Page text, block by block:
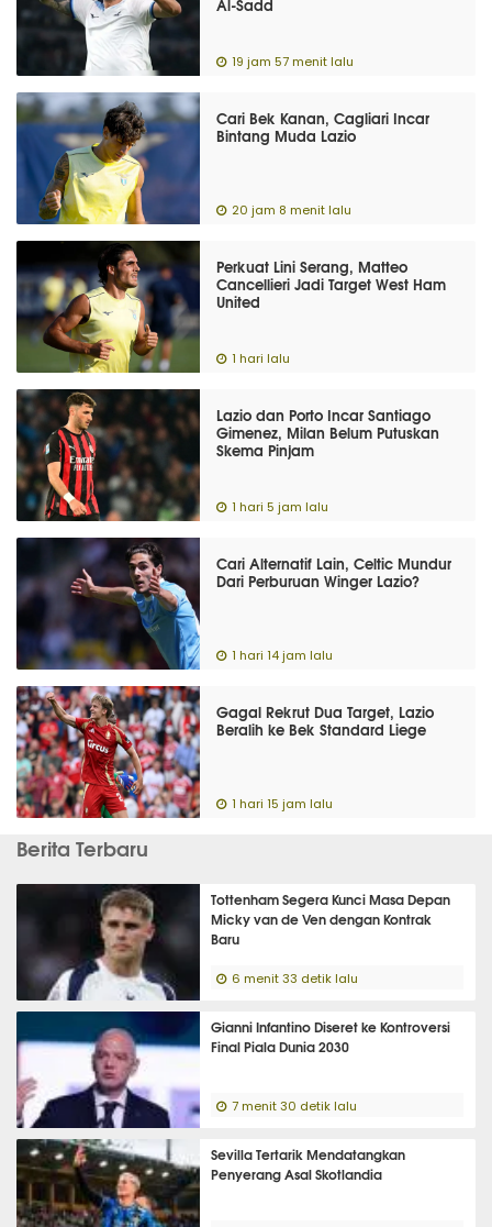
Al-Sadd
19 jam 57 menit lalu
Cari Bek Kanan, Cagliari Incar
Bintang Muda Lazio
20 jam 8 menit lalu
Perkuat Lini Serang, Matteo
Cancellieri Jadi Target West Ham
United
1 hari lalu
Lazio dan Porto Incar Santiago
Gimenez, Milan Belum Putuskan
Skema Pinjam
1 hari 5 jam lalu
Cari Alternatif Lain, Celtic Mundur
Dari Perburuan Winger Lazio?
1 hari 14 jam lalu
Gagal Rekrut Dua Target, Lazio
Beralih ke Bek Standard Liege
1 hari 15 jam lalu
Berita Terbaru
Tottenham Segera Kunci Masa Depan
Micky van de Ven dengan Kontrak
Baru
6 menit 33 detik lalu
Gianni Infantino Diseret ke Kontroversi
Final Piala Dunia 2030
7 menit 30 detik lalu
Sevilla Tertarik Mendatangkan
Penyerang Asal Skotlandia